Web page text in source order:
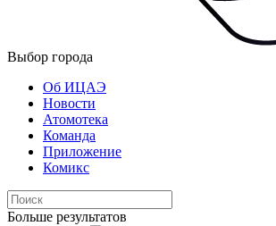
Выбор города
Об ИЦАЭ
Новости
Атомотека
Команда
Приложение
Комикс
Больше результатов